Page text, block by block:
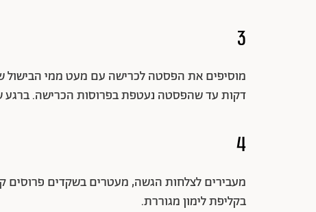
3
דקות עד שהפסטה נעטפת בפרוסות הכרישה. ברגע
4
מעבירים לצלחות הגשה, מעטרים בשקדים פרוסים
בקליפת לימון מגוררת.